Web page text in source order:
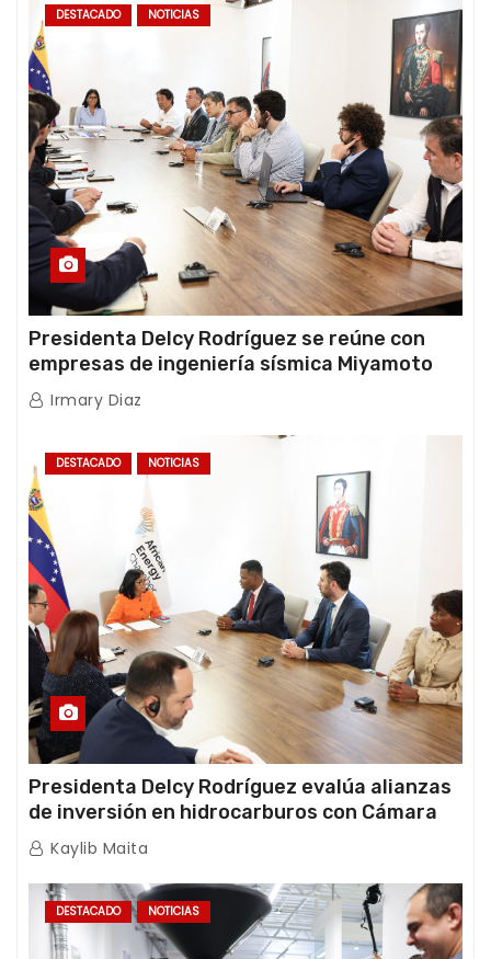
DESTACADO NOTICIAS
Presidenta Delcy Rodríguez se reúne con
empresas de ingeniería sísmica Miyamoto
International y TFI Solutions
Irmary Diaz
DESTACADO NOTICIAS
Presidenta Delcy Rodríguez evalúa alianzas
de inversión en hidrocarburos con Cámara
Africana de Energía
Kaylib Maita
DESTACADO NOTICIAS